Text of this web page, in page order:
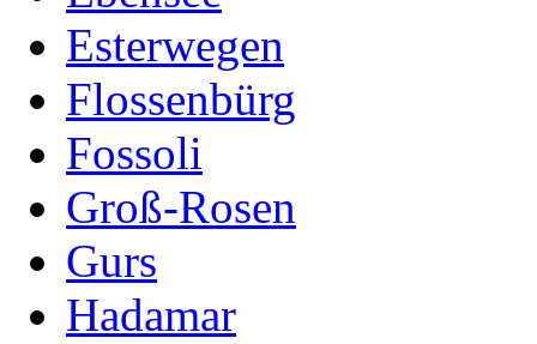
Esterwegen
Flossenbürg
Fossoli
Groß-Rosen
Gurs
Hadamar